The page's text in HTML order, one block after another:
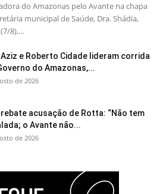
do Amazonas pelo Avante na chapa
municipal de Saúde, Dra. Shádia,
8),...
Aziz e Roberto Cidade lideram corrida
do Amazonas,...
de 2026
rebate acusação de Rotta: “Não tem
o Avante não...
de 2026